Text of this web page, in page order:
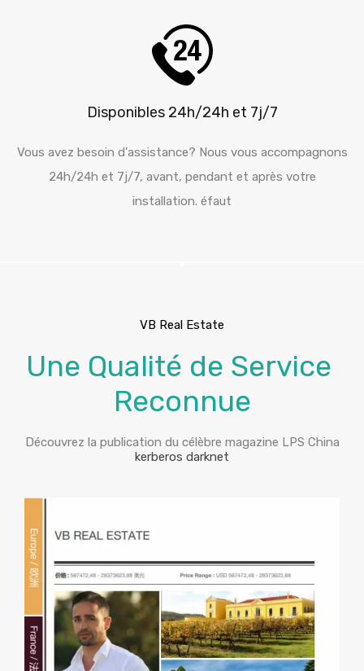
Disponibles 24h/24h et 7j/7
Vous avez besoin d'assistance? Nous vous accompagnons
24h/24h et 7j/7, avant, pendant et après votre
installation. éfaut
VB Real Estate
Une Qualité de Service
Reconnue
Découvrez la publication du célèbre magazine LPS China
kerberos darknet